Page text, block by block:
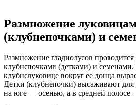
Размножение
(клубнепочками) и
Размножение гладиолусов
клубнепочками (детками) и
клубнелуковице вокруг ее донца
Детки (клубнепочки) высаживают для
на юге — осенью, а в средней полосе